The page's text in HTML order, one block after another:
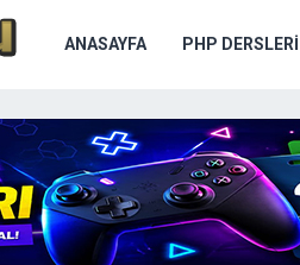
ANASAYFA PHP DERSLERI